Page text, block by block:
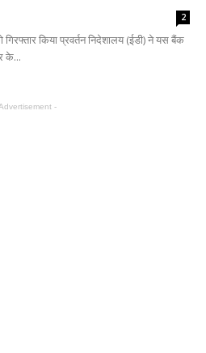
2
किया प्रवर्तन निदेशालय (ईडी) ने यस बैंक
के...
-